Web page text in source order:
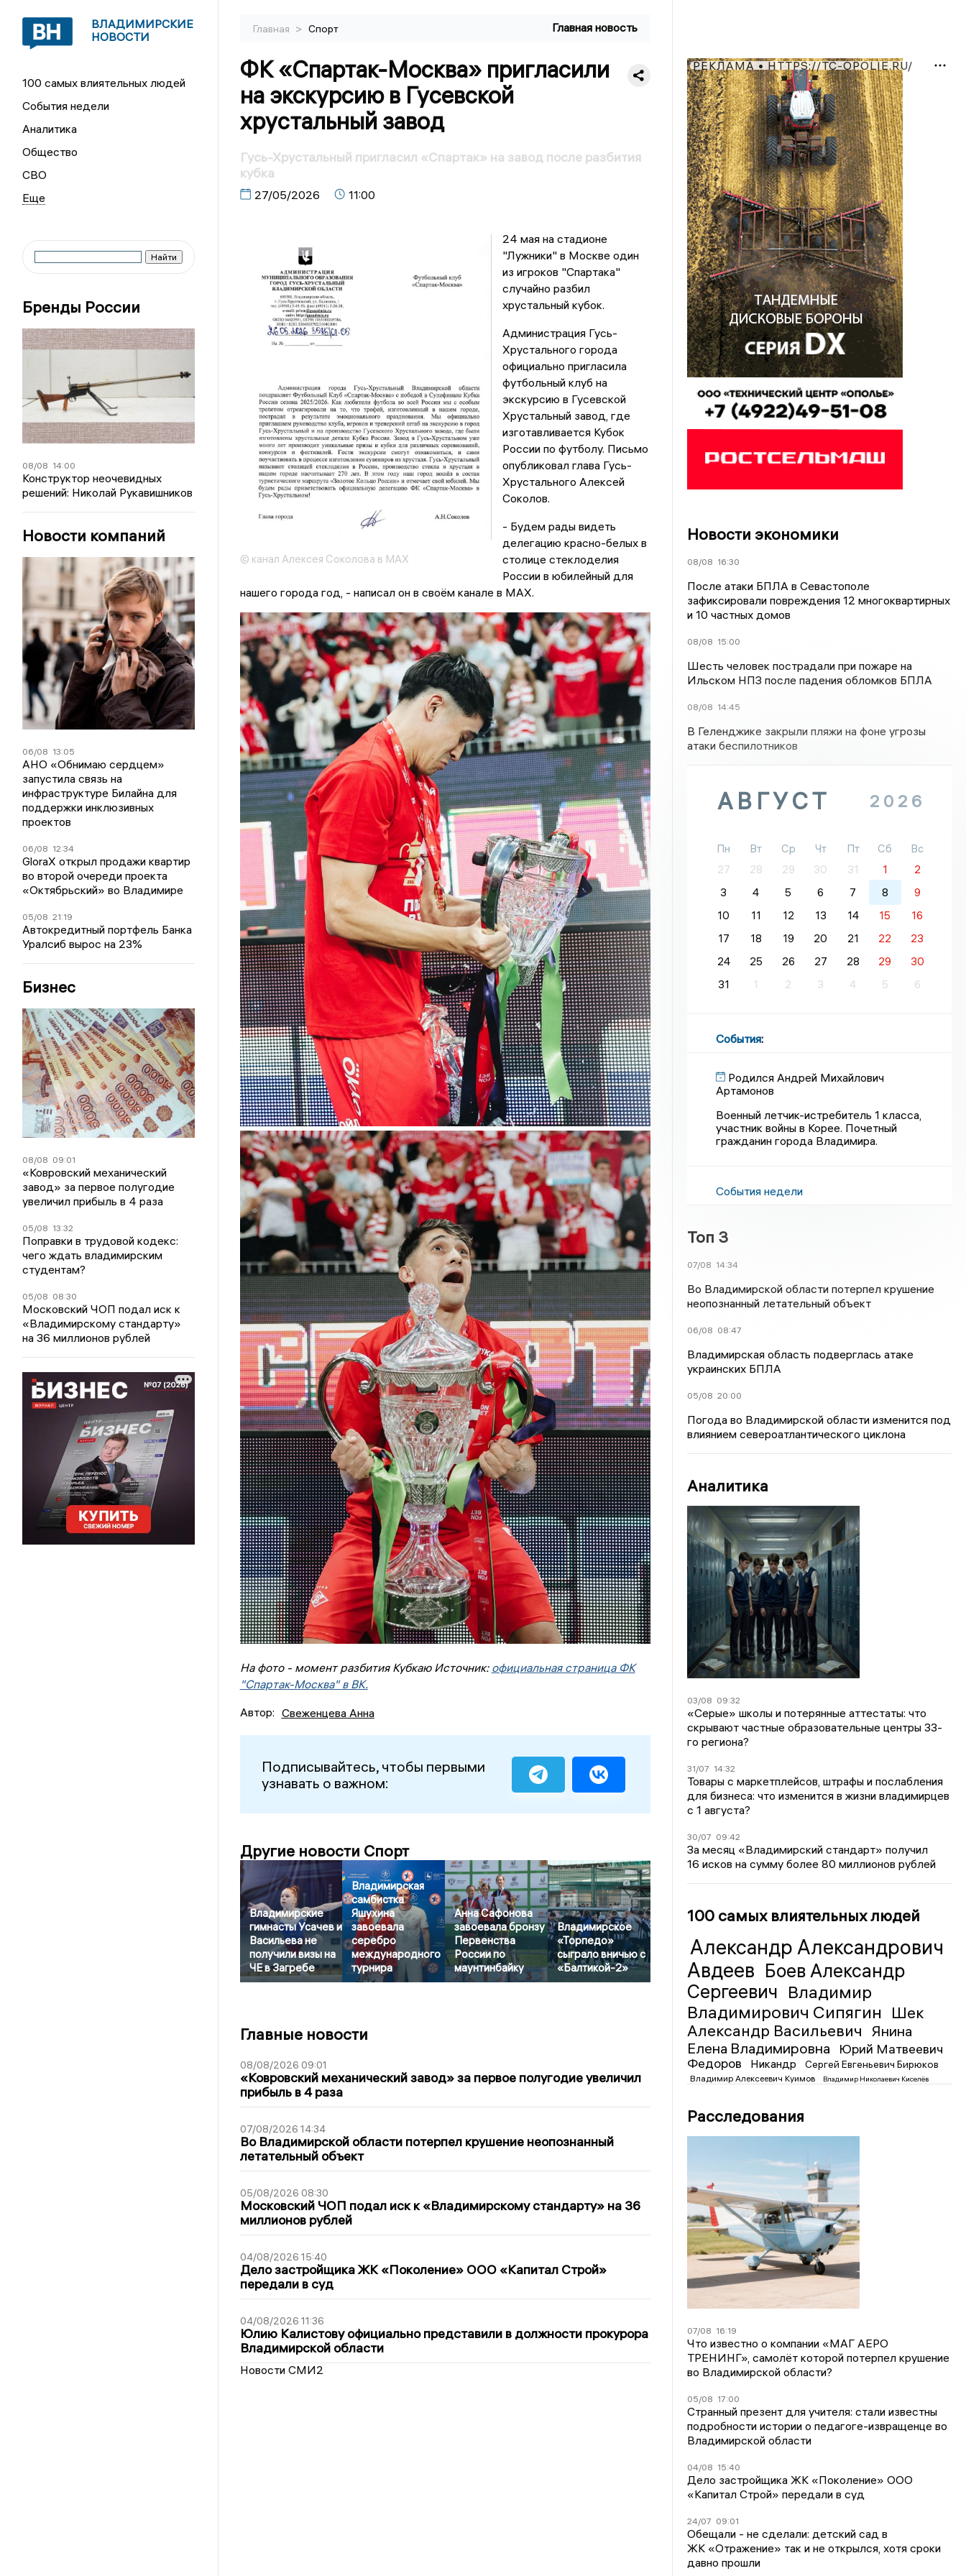
ВЛАДИМИРСКИЕ
НОВОСТИ
100 самых влиятельных людей
События недели
Аналитика
Общество
СВО
Бренды России
08/08 14:00
Конструктор неочевидных
решений: Николай Рукавишников
Новости компаний
06/08 13:05
АНО «Обнимаю сердцем»
запустила связь на
инфраструктуре Билайна для
поддержки инклюзивных
проектов
06/08 12:34
GloraX открыл продажи квартир
во второй очереди проекта
«Октябрьский» во Владимире
05/08 21:19
Автокредитный портфель Банка
Уралсиб вырос на 23%
Бизнес
08/08 09:01
«Ковровский механический
завод» за первое полугодие
увеличил прибыль в 4 раза
05/08 13:32
Поправки в трудовой кодекс:
чего ждать владимирским
студентам?
05/08 08:30
Московский ЧОП подал иск к
«Владимирскому стандарту»
на 36 миллионов рублей
Главная > Спорт Главная новость
ФК «Спартак-Москва» пригласили
на экскурсию в Гусевской
хрустальный завод
Гусь-Хрустальный пригласил «Спартак» на завод после разбития
кубка
27/05/2026 11:00
© канал Алексея Соколова в MAX
24 мая на стадионе
"Лужники" в Москве один
из игроков "Спартака"
случайно разбил
хрустальный кубок.
Администрация Гусь-
Хрустального города
официально пригласила
футбольный клуб на
экскурсию в Гусевской
Хрустальный завод, где
изготавливается Кубок
России по футболу. Письмо
опубликовал глава Гусь-
Хрустального Алексей
Соколов.
- Будем рады видеть
делегацию красно-белых в
столице стеклоделия
России в юбилейный для
нашего города год, - написал он в своём канале в MAX.
На фото - момент разбития Кубкаю Источник: официальная страница ФК
"Спартак-Москва" в ВК.
Автор: Свеженцева Анна
Подписывайтесь, чтобы первыми
узнавать о важном:
Другие новости Спорт
Владимирские
гимнасты Усачев и
Васильева не
получили визы на
ЧЕ в Загребе
Владимирская
самбистка
Яшухина
завоевала
серебро
международного
турнира
Анна Сафонова
завоевала бронзу
Первенства
России по
маунтинбайку
Владимирское
«Торпедо»
сыграло вничью с
«Балтикой-2»
Главные новости
08/08/2026 09:01
«Ковровский механический завод» за первое полугодие увеличил
прибыль в 4 раза
07/08/2026 14:34
Во Владимирской области потерпел крушение неопознанный
летательный объект
05/08/2026 08:30
Московский ЧОП подал иск к «Владимирскому стандарту» на 36
миллионов рублей
04/08/2026 15:40
Дело застройщика ЖК «Поколение» ООО «Капитал Строй»
передали в суд
04/08/2026 11:36
Юлию Калистову официально представили в должности прокурора
Владимирской области
Новости СМИ2
РЕКЛАМА • HTTPS://TC-OPOLIE.RU/
Новости экономики
08/08 16:30
После атаки БПЛА в Севастополе
зафиксировали повреждения 12 многоквартирных
и 10 частных домов
08/08 15:00
Шесть человек пострадали при пожаре на
Ильском НПЗ после падения обломков БПЛА
08/08 14:45
В Геленджике закрыли пляжи на фоне угрозы
атаки беспилотников
АВГУСТ 2026
Пн Вт Ср Чт Пт Сб
Вс
27
28 29 30 31 1
2
3
4 5 6 7 8
9
10
11 12 13 14 15
16
17
18 19 20 21 22
23
24
25 26 27 28 29
30
31
1 2 3 4 5 6
События:
Родился Андрей Михайлович
Артамонов
Военный летчик-истребитель 1 класса,
участник войны в Корее. Почетный
гражданин города Владимира.
События недели
Топ 3
07/08 14:34
Во Владимирской области потерпел крушение
неопознанный летательный объект
06/08 08:47
Владимирская область подверглась атаке
украинских БПЛА
05/08 20:00
Погода во Владимирской области изменится под
влиянием североатлантического циклона
Аналитика
03/08 09:32
«Серые» школы и потерянные аттестаты: что
скрывают частные образовательные центры 33-
го региона?
31/07 14:32
Товары с маркетплейсов, штрафы и послабления
для бизнеса: что изменится в жизни владимирцев
с 1 августа?
30/07 09:42
За месяц «Владимирский стандарт» получил
16 исков на сумму более 80 миллионов рублей
100 самых влиятельных людей
Александр Александрович
Авдеев Боев Александр
Сергеевич Владимир
Владимирович Сипягин Шек
Александр Васильевич
Янина
Елена Владимировна
Юрий Матвеевич
Федоров
Никандр Сергей Евгеньевич Бирюков
Владимир Алексеевич Куимов Владимир Николаевич Киселёв
Расследования
07/08 16:19
Что известно о компании «МАГ АЕРО
ТРЕНИНГ», самолёт которой потерпел крушение
во Владимирской области?
05/08 17:00
Странный презент для учителя: стали известны
подробности истории о педагоге-извращенце во
Владимирской области
04/08 15:40
Дело застройщика ЖК «Поколение» ООО
«Капитал Строй» передали в суд
24/07 09:01
Обещали - не сделали: детский сад в
ЖК «Отражение» так и не открылся, хотя сроки
давно прошли